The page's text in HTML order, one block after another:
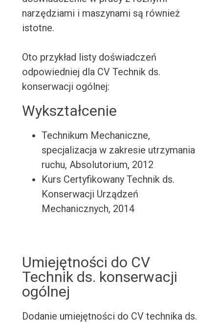
narzędziami i maszynami są również
istotne.
Oto przykład listy doświadczeń
odpowiedniej dla CV Technik ds.
konserwacji ogólnej:
Wykształcenie
Technikum Mechaniczne,
specjalizacja w zakresie utrzymania
ruchu, Absolutorium, 2012
Kurs Certyfikowany Technik ds.
Konserwacji Urządzeń
Mechanicznych, 2014
Umiejętności do CV
Technik ds. konserwacji
ogólnej
Dodanie umiejętności do CV technika ds.